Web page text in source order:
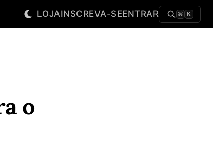
LOJAINSCREVA-SEENTRAR ⌘ K
o